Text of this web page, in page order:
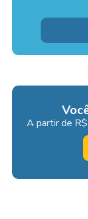
A partir de